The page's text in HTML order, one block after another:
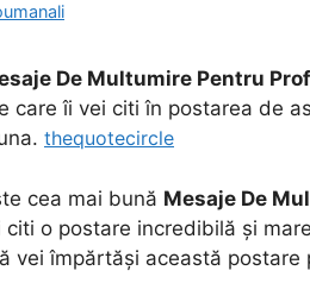
De Multumire Pentru
care îi vei citi în postarea de
thequotecircle
cea mai bună Mesaje De
o postare incredibilă și
vei împărtăși această postare